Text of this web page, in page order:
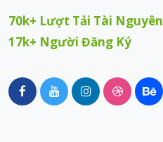
70k+ Lượt Tải Tài Nguyên
17k+ Người Đăng Ký